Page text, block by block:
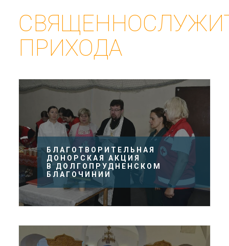
ПРИХОДА
БЛАГОТВОРИТЕЛЬНАЯ
ДОНОРСКАЯ АКЦИЯ
В ДОЛГОПРУДНЕНСКОМ
БЛАГОЧИНИИ